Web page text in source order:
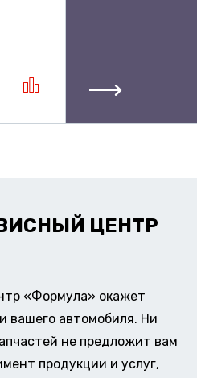
ЦЕНТР
«Формула» окажет
вашего автомобиля. Ни
не предложит вам
продукции и услуг,